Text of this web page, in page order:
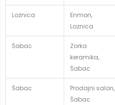
Loznica
Enmon,
Loznica
Šabac
Zorka
keramika,
Šabac
Šabac
Prodajni salon,
Šabac